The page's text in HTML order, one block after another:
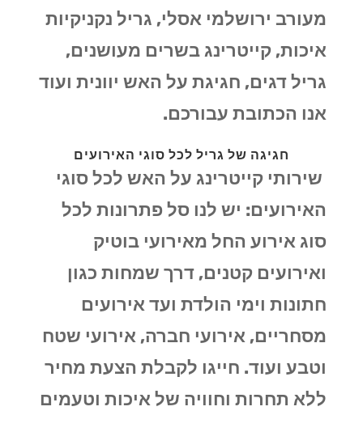
מעורב ירושלמי אסלי, גריל נקניקיות
איכות, קייטרינג בשרים מעושנים,
גריל דגים, חגיגת על האש יוונית ועוד
אנו הכתובת עבורכם.
חגיגה של גריל לכל סוגי האירועים
שירותי קייטרינג על האש לכל סוגי
האירועים: יש לנו סל פתרונות לכל
סוג אירוע החל מאירועי בוטיק
ואירועים קטנים, דרך שמחות כגון
חתונות וימי הולדת ועד אירועים
מסחריים, אירועי חברה, אירועי שטח
וטבע ועוד. חייגו לקבלת הצעת מחיר
ללא תחרות וחוויה של איכות וטעמים